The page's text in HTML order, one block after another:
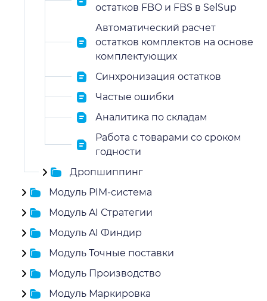
остатков FBO и FBS в SelSup
Автоматический расчет
остатков комплектов на основе
комплектующих
Синхронизация остатков
Частые ошибки
Аналитика по складам
Работа с товарами со сроком
годности
Дропшиппинг
Модуль PIM-система
Модуль AI Стратегии
Модуль AI Финдир
Модуль Точные поставки
Модуль Производство
Модуль Маркировка